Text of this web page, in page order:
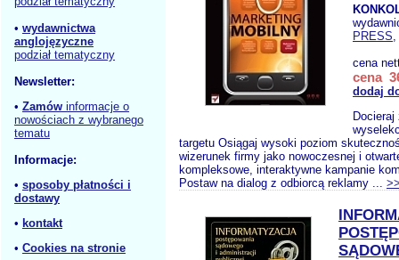
• wydawnictwa
anglojęzyczne
podział tematyczny
Newsletter:
• Zamów informacje o
nowościach z wybranego
tematu
Informacje:
• sposoby płatności i
dostawy
• kontakt
• Cookies na stronie
PRESS,
cena
cena
dodaj
targetu Osiągaj wysoki poziom
wizerunek firmy jako nowoczesnej i
kompleksowe, interaktywne kampanie
Postaw na dialog z odbiorcą reklamy ...